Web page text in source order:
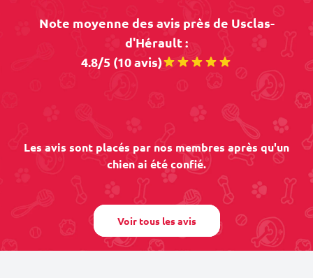
Note moyenne des avis près de Usclas-
d'Hérault :
4.8/5 (10 avis)
Les avis sont placés par nos membres après qu'un
chien ai été confié.
Voir tous les avis